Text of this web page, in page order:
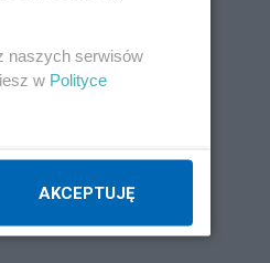
naszych serwisów
w Polityce
AKCEPTUJĘ